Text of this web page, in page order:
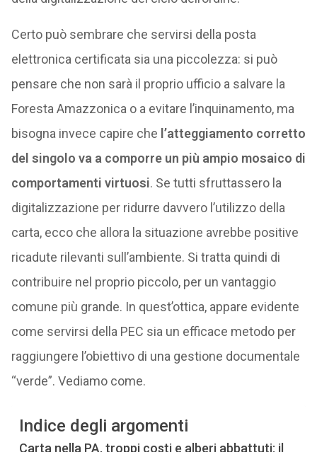
Certo può sembrare che servirsi della posta
elettronica certificata sia una piccolezza: si può
pensare che non sarà il proprio ufficio a salvare la
Foresta Amazzonica o a evitare l’inquinamento, ma
bisogna invece capire che l’atteggiamento corretto
del singolo va a comporre un più ampio mosaico di
comportamenti virtuosi. Se tutti sfruttassero la
digitalizzazione per ridurre davvero l’utilizzo della
carta, ecco che allora la situazione avrebbe positive
ricadute rilevanti sull’ambiente. Si tratta quindi di
contribuire nel proprio piccolo, per un vantaggio
comune più grande. In quest’ottica, appare evidente
come servirsi della PEC sia un efficace metodo per
raggiungere l’obiettivo di una gestione documentale
“verde”. Vediamo come.
Indice degli argomenti
Carta nella PA, troppi costi e alberi abbattuti: il